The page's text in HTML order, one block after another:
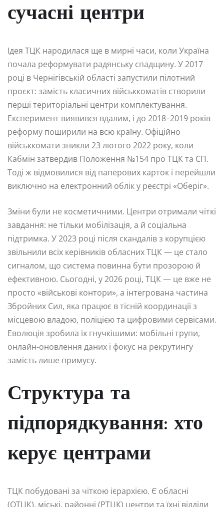
сучасні центри
Ідея ТЦК народилася ще в мирні часи, коли Україна
почала реформувати радянську спадщину. У 2017
році в Чернігівській області запустили пілотний
проєкт: замість класичних військкоматів створили
перші територіальні центри комплектування.
Експеримент виявився вдалим, і до 2018–2019 років
реформу поширили на всю країну. Офіційно
військкомати зникли 23 лютого 2022 року, коли
Кабмін затвердив Положення №154 про ТЦК та СП.
Тоді ж відмовилися від паперових карток і перейшли
виключно на електронний облік у реєстрі «Оберіг».
Зміни були не косметичними. Центри отримали чіткі
завдання: не тільки мобілізація, а й соціальна
підтримка. У 2023 році після скандалів з корупцією
звільнили всіх керівників обласних ТЦК — це стало
сигналом, що система повинна бути прозорою й
ефективною. Сьогодні, у 2026 році, ТЦК — це вже не
просто «військові контори», а інтегрована частина
Збройних Сил, яка працює в тісній координації з
місцевою владою, поліцією та цифровими сервісами.
Еволюція зробила їх гнучкішими: мобільні групи,
онлайн-оновлення даних і фокус на рекрутингу
замість лише примусу.
Структура та
підпорядкування: хто
керує центрами
ТЦК побудовані за чіткою ієрархією. Є обласні
(ОТЦК), міські, районні (РТЦК) центри та їхні відділи